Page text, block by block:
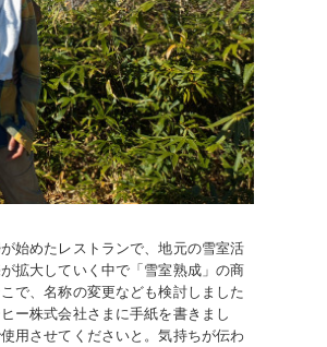
始めたレストランで、地元の雪室活
拡大していく中で「雪室熟成」の商
で、名称の変更なども検討しました
ー株式会社さまに手紙を書きまし
用させてくださいと。気持ちが伝わ